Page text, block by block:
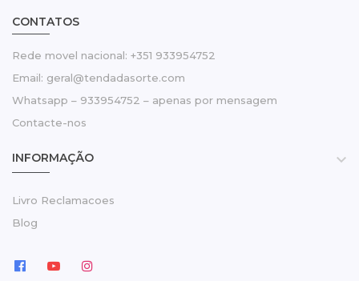
CONTATOS
Rede movel nacional: +351 933954752
Email: geral@tendadasorte.com
Whatsapp – 933954752 – apenas por mensagem
Contacte-nos
INFORMAÇÃO 
Livro Reclamacoes
Blog